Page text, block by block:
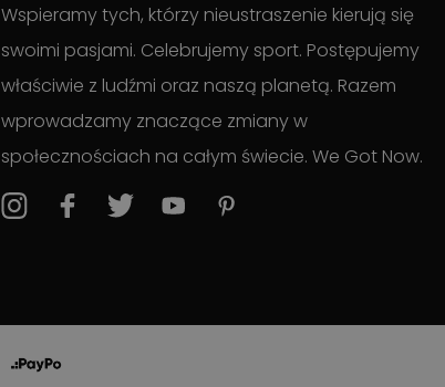
Wspieramy tych, którzy nieustraszenie kierują się
swoimi pasjami. Celebrujemy sport. Postępujemy
właściwie z ludźmi oraz naszą planetą. Razem
wprowadzamy znaczące zmiany w
społecznościach na całym świecie. We Got Now.